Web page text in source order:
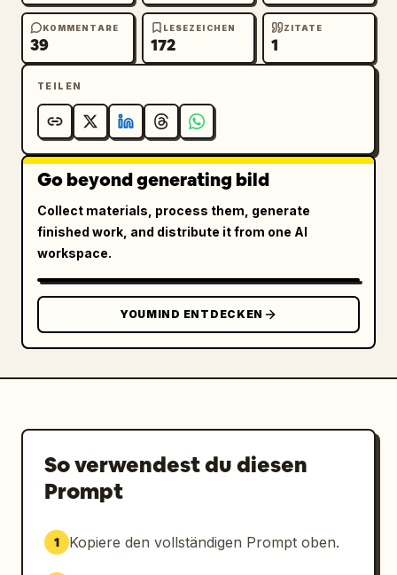
KOMMENTARE
39
LESEZEICHEN
172
ZITATE
1
TEILEN
Go beyond generating bild
Collect materials, process them, generate
finished work, and distribute it from one AI
workspace.
YOUMIND ENTDECKEN
So verwendest du diesen
Prompt
1 Kopiere den vollständigen Prompt oben.